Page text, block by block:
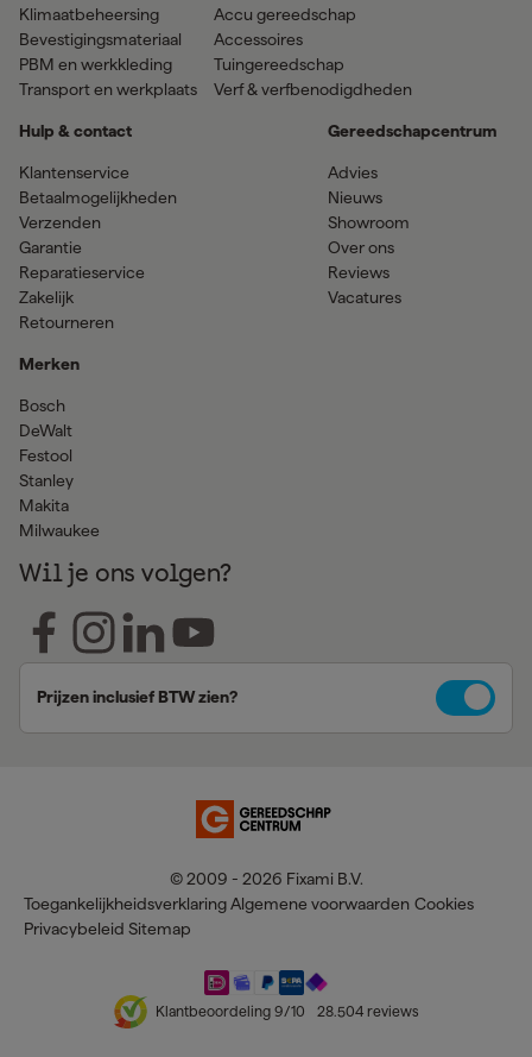
Klimaatbeheersing
Bevestigingsmateriaal
PBM en werkkleding
Transport en werkplaats
Accu gereedschap
Accessoires
Tuingereedschap
Verf & verfbenodigdheden
Hulp & contact
Klantenservice
Betaalmogelijkheden
Verzenden
Garantie
Reparatieservice
Zakelijk
Retourneren
Merken
Bosch
DeWalt
Festool
Stanley
Makita
Milwaukee
Gereedschapcentrum
Advies
Nieuws
Showroom
Over ons
Reviews
Vacatures
Wil je ons volgen?
Prijzen inclusief BTW zien?
© 2009 - 2026 Fixami B.V.
Toegankelijkheidsverklaring Algemene voorwaarden Cookies
Privacybeleid Sitemap
Klantbeoordeling 9/10 28.504 reviews